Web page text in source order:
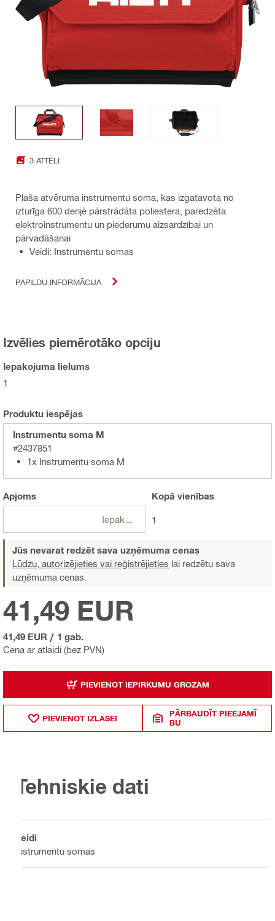
3 ATTĒLI
Plaša atvēruma instrumentu soma, kas izgatavota no
izturīga 600 denjē pārstrādāta poliestera, paredzēta
elektroinstrumentu un piederumu aizsardzībai un
pārvadāšanai
Veidi: Instrumentu somas
PAPILDU INFORMĀCIJA
Izvēlies piemērotāko opciju
Iepakojuma lielums
1
Produktu iespējas
Instrumentu soma M
#2437851
1x Instrumentu soma M
Apjoms Kopā vienības
1
Jūs nevarat redzēt sava uzņēmuma cenas
Lūdzu, autorizējieties vai reģistrējieties lai redzētu sava
uzņēmuma cenas.
Cena ar atlaidi (bez PVN)
41,49 EUR
41,49 EUR / 1 gab.
PIEVIENOT IEPIRKUMU GROZAM
PIEVIENOT IZLASEI
PĀRBAUDĪT PIEEJAMĪ
BU
Tehniskie dati
Veidi
Instrumentu somas